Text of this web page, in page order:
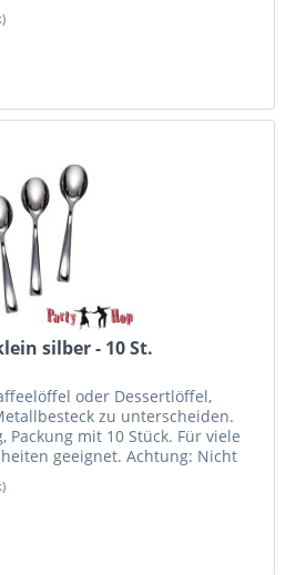
silber - 10 St.
oder Dessertlöffel,
zu unterscheiden.
Packung mit 10 Stück. Für viele
geeignet. Achtung: Nicht